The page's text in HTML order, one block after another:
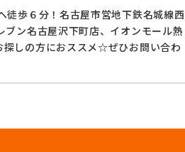
徒歩６分！名古屋市営地下鉄名城線西
ン名古屋沢下町店、イオンモール熱
探しの方におススメ☆ぜひお問い合わ